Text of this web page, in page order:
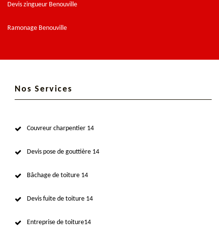
Devis zingueur Benouville
Ramonage Benouville
Nos Services
Couvreur charpentier 14
Devis pose de gouttière 14
Bâchage de toiture 14
Devis fuite de toiture 14
Entreprise de toiture14